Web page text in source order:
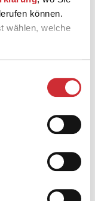
können.
wählen, welche
der
Jens Dohle.